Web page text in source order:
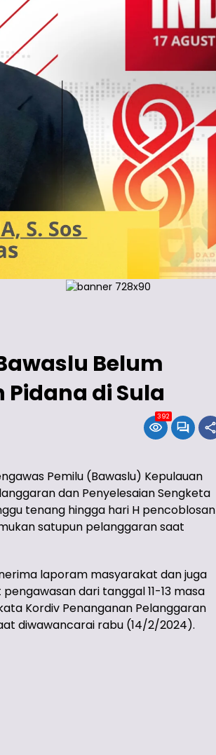
Belum
di Sula
392
Pemilu (Bawaslu) Kepulauan
dan Penyelesaian Sengketa
tenang hingga hari H pencoblosan
satupun pelanggaran saat
laporam masyarakat dan juga
dari tanggal 11-13 masa
Kordiv Penanganan Pelanggaran
diwawancarai rabu (14/2/2024).